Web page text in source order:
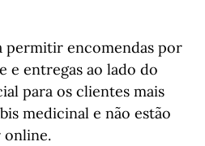
permitir encomendas por
e entregas ao lado do
para os clientes mais
medicinal e não estão
online.